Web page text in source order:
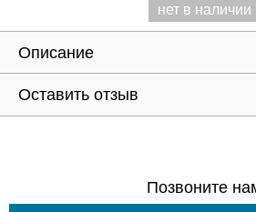
нет в наличии
Описание
Оставить отзыв
Позвоните